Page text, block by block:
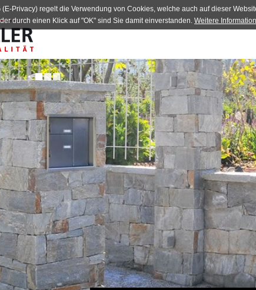
Privacy) regelt die Verwendung von Cookies, welche auch auf dieser
durch einen Klick auf "OK" sind Sie damit einverstanden. Weitere